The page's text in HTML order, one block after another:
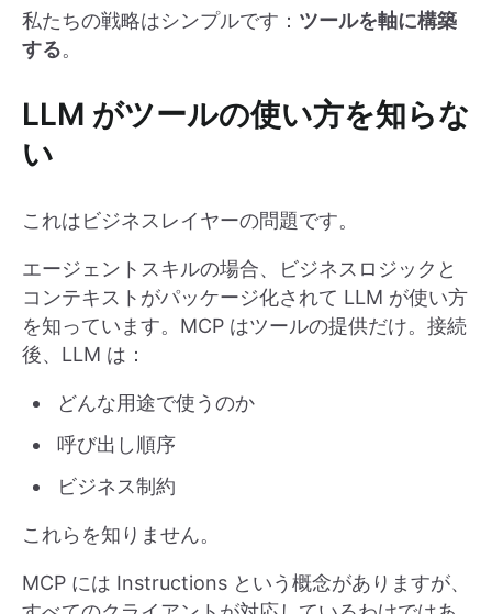
私たちの戦略はシンプルです： ツールを軸に構築
する。
LLM がツールの使い方を知らな
い
これはビジネスレイヤーの問題です。
エージェントスキルの場合、ビジネスロジックと
コンテキストがパッケージ化されて LLM が使い方
を知っています。MCP はツールの提供だけ。接続
後、LLM は：
どんな用途で使うのか
呼び出し順序
ビジネス制約
これらを知りません。
MCP には Instructions という概念がありますが、